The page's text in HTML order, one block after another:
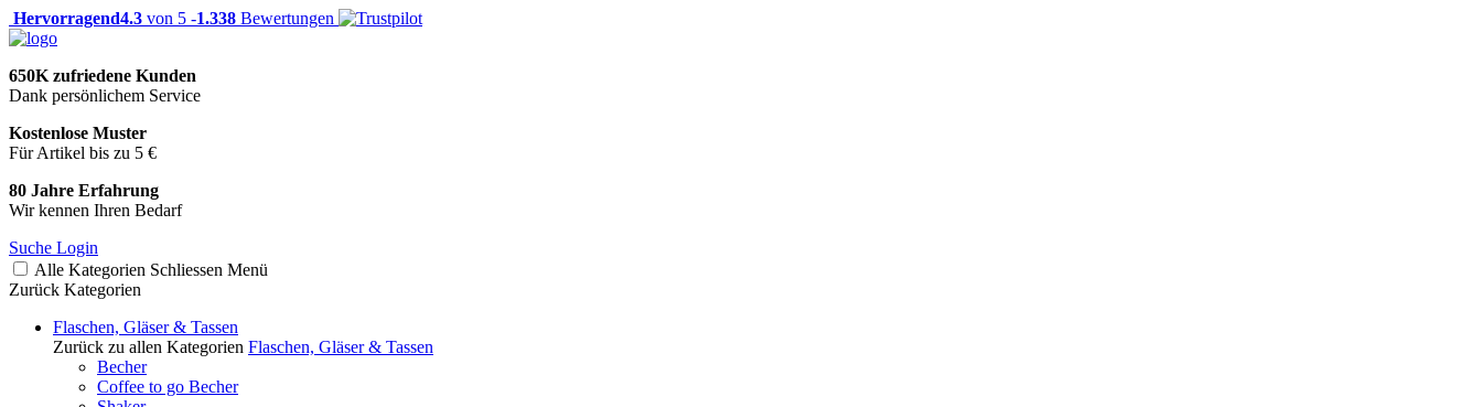
Hervorragend4.3 von 5 -1.338 Bewertungen
650K zufriedene Kunden
Dank persönlichem Service
Kostenlose Muster
Für Artikel bis zu 5 €
80 Jahre Erfahrung
Wir kennen Ihren Bedarf
Suche Login
Alle Kategorien Schliessen Menü
Zurück Kategorien
Flaschen, Gläser & Tassen
Zurück zu allen Kategorien Flaschen, Gläser & Tassen
Becher
Coffee to go Becher